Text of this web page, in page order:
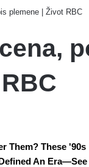
plemene | Život RBC